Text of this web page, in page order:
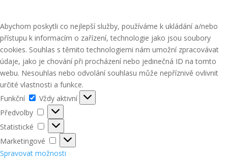
Abychom poskytli co nejlepší služby, používáme k ukládání a/nebo
přístupu k informacím o zařízení, technologie jako jsou soubory
cookies. Souhlas s těmito technologiemi nám umožní zpracovávat
údaje, jako je chování při procházení nebo jedinečná ID na tomto
webu. Nesouhlas nebo odvolání souhlasu může nepříznivě ovlivnit
určité vlastnosti a funkce.
Funkční
Funkční
Vždy aktivní
Předvolby
Předvolby
Statistické
Statistické
Marketingové
Marketingové
Spravovat možnosti